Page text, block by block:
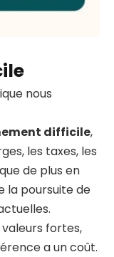
nous
difficile,
les taxes, les
de plus en
la poursuite de
fortes,
a un coût.